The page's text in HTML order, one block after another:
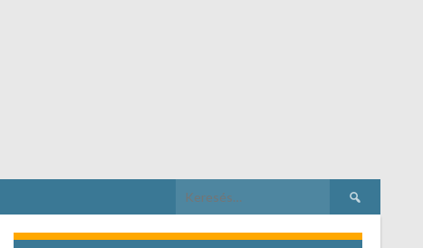
Keresés: